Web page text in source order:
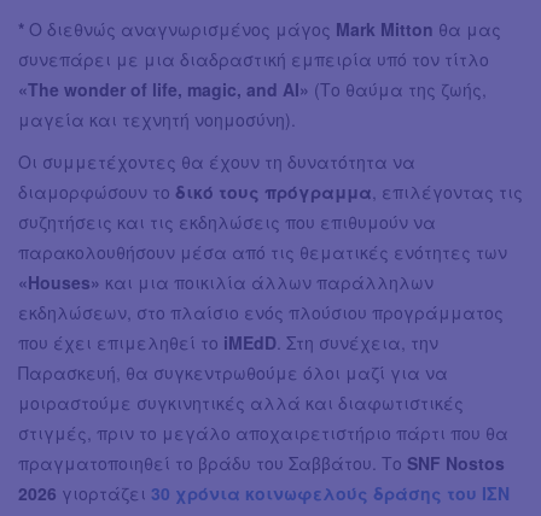
* Ο διεθνώς αναγνωρισμένος μάγος Mark Mitton θα μας
συνεπάρει με μια διαδραστική εμπειρία υπό τον τίτλο
«The wonder of life, magic, and AI» (Το θαύμα της ζωής,
μαγεία και τεχνητή νοημοσύνη).
Οι συμμετέχοντες θα έχουν τη δυνατότητα να
διαμορφώσουν το δικό τους πρόγραμμα , επιλέγοντας τις
συζητήσεις και τις εκδηλώσεις που επιθυμούν να
παρακολουθήσουν μέσα από τις θεματικές ενότητες των
«Houses» και μια ποικιλία άλλων παράλληλων
εκδηλώσεων, στο πλαίσιο ενός πλούσιου προγράμματος
που έχει επιμεληθεί το iMEdD . Στη συνέχεια, την
Παρασκευή, θα συγκεντρωθούμε όλοι μαζί για να
μοιραστούμε συγκινητικές αλλά και διαφωτιστικές
στιγμές, πριν το μεγάλο αποχαιρετιστήριο πάρτι που θα
πραγματοποιηθεί το βράδυ του Σαββάτου. Το SNF Nostos
2026 γιορτάζει 30 χρόνια κοινωφελούς δράσης του ΙΣΝ